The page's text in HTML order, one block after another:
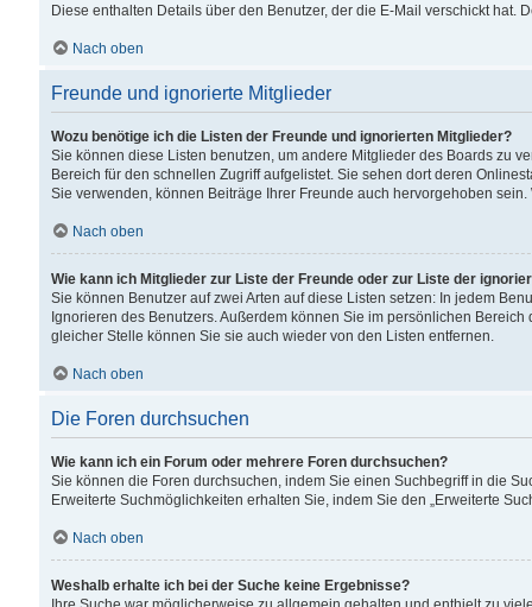
Diese enthalten Details über den Benutzer, der die E-Mail verschickt hat.
Nach oben
Freunde und ignorierte Mitglieder
Wozu benötige ich die Listen der Freunde und ignorierten Mitglieder?
Sie können diese Listen benutzen, um andere Mitglieder des Boards zu
Bereich für den schnellen Zugriff aufgelistet. Sie sehen dort deren
Sie verwenden, können Beiträge Ihrer Freunde auch hervorgehoben
Nach oben
Wie kann ich Mitglieder zur Liste der Freunde oder zur Liste der
Sie können Benutzer auf zwei Arten auf diese Listen setzen: In jedem
Ignorieren des Benutzers. Außerdem können Sie im persönlichen
gleicher Stelle können Sie sie auch wieder von den Listen entfernen.
Nach oben
Die Foren durchsuchen
Wie kann ich ein Forum oder mehrere Foren durchsuchen?
Sie können die Foren durchsuchen, indem Sie einen Suchbegriff in die
Erweiterte Suchmöglichkeiten erhalten Sie, indem Sie den „Erweiterte
Nach oben
Weshalb erhalte ich bei der Suche keine Ergebnisse?